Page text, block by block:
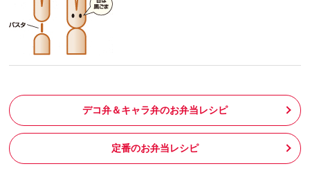
デコ弁＆キャラ弁のお弁当レシピ
定番のお弁当レシピ